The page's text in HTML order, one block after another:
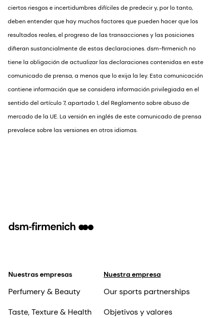
ciertos riesgos e incertidumbres difíciles de predecir y, por lo tanto,
deben entender que hay muchos factores que pueden hacer que los
resultados reales, el progreso de las transacciones y las posiciones
difieran sustancialmente de estas declaraciones. dsm-firmenich no
tiene la obligación de actualizar las declaraciones contenidas en este
comunicado de prensa, a menos que lo exija la ley. Esta comunicación
contiene información que se considera información privilegiada en el
sentido del artículo 7, apartado 1, del Reglamento sobre abuso de
mercado de la UE. La versión en inglés de este comunicado de prensa
prevalece sobre las versiones en otros idiomas.
Nuestras empresas
Perfumery & Beauty
Taste, Texture & Health
Nuestra empresa
Our sports partnerships
Objetivos y valores